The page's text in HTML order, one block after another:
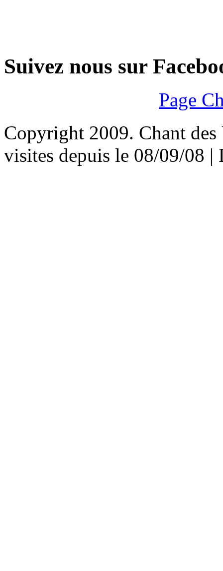
Suivez nous sur
Page
Copyright 2009. Chant des
visites depuis le 08/09/08